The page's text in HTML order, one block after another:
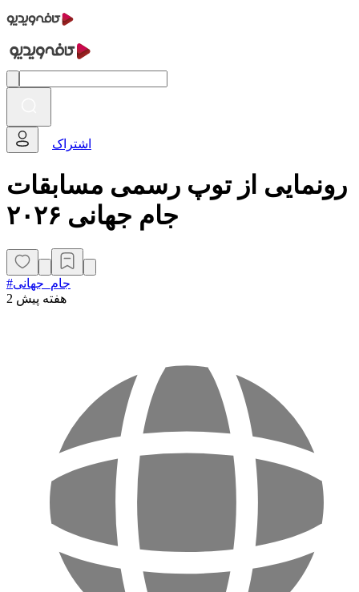
اشتراک
رونمایی از توپ رسمی مسابقات
جام جهانی ۲۰۲۶
#جام_جهانی
2 هفته پیش